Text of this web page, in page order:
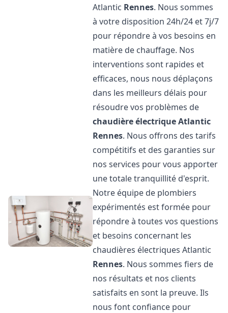
Atlantic Rennes. Nous sommes
à votre disposition 24h/24 et 7j/7
pour répondre à vos besoins en
matière de chauffage. Nos
interventions sont rapides et
efficaces, nous nous déplaçons
dans les meilleurs délais pour
résoudre vos problèmes de
chaudière électrique Atlantic
Rennes. Nous offrons des tarifs
compétitifs et des garanties sur
nos services pour vous apporter
une totale tranquillité d'esprit.
Notre équipe de plombiers
expérimentés est formée pour
répondre à toutes vos questions
et besoins concernant les
chaudières électriques Atlantic
Rennes. Nous sommes fiers de
nos résultats et nos clients
satisfaits en sont la preuve. Ils
nous font confiance pour